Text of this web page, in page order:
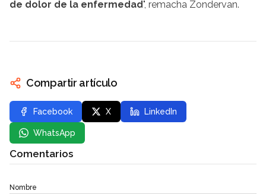
de dolor de la enfermedad", remacha Zondervan.
Compartir artículo
Facebook X LinkedIn
WhatsApp
Comentarios
Nombre